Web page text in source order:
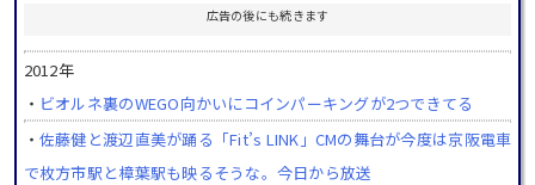
広告の後にも続きます
2012年
・ ビオルネ裏のWEGO向かいにコインパーキングが2つできてる
・ 佐藤健と渡辺直美が踊る「Fit’s LINK」CMの舞台が今度は京阪電車
で枚方市駅と樟葉駅も映るそうな。今日から放送